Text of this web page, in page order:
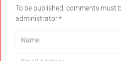
To be published, comments must
administrator.*